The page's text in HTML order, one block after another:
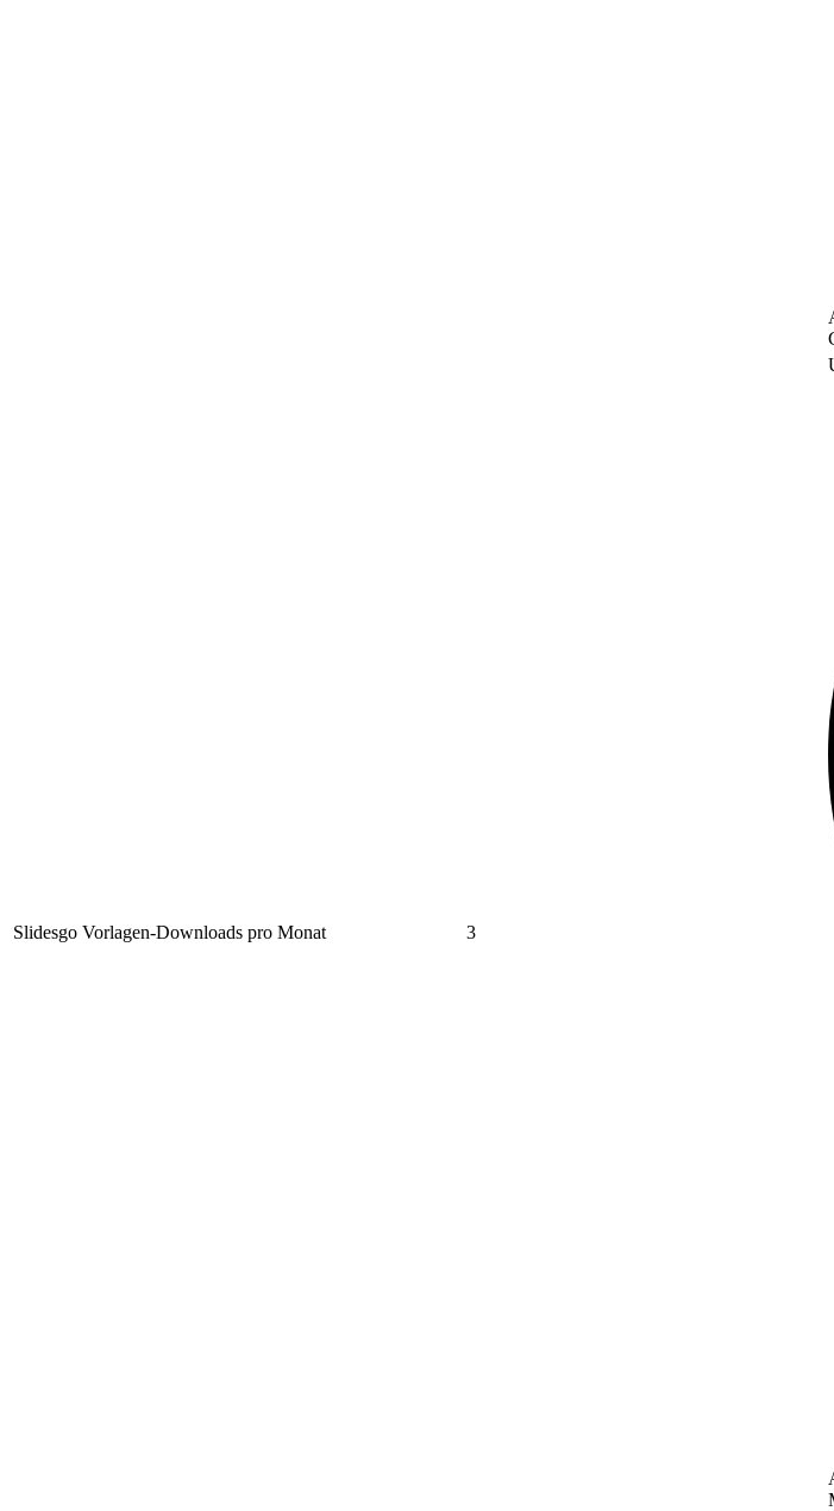
Slidesgo Vorlagen-Downloads pro Monat 3